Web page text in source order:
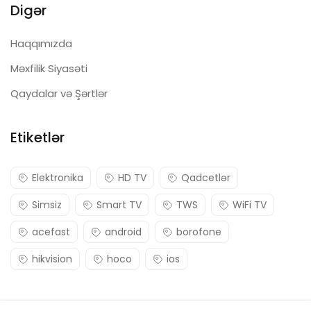
Digər
Haqqımızda
Məxfilik Siyasəti
Qaydalar və Şərtlər
Etiketlər
Elektronika HD TV
Qadcetlər
Simsiz
Smart TV TWS
WiFi TV
acefast
android
borofone
hikvision
hoco ios